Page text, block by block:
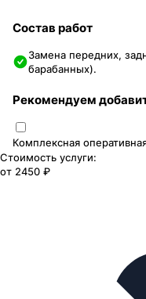
Состав работ
Замена передних,
барабанных).
Рекомендуем
Комплексная
Стоимость услуги:
от 2450 ₽